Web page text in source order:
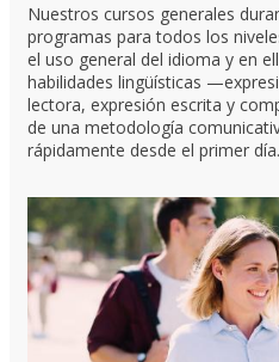
Nuestros cursos generales
programas para todos los
el uso general del idioma y en
habilidades lingüísticas
lectora, expresión escrita y
de una metodología
rápidamente desde el primer día.